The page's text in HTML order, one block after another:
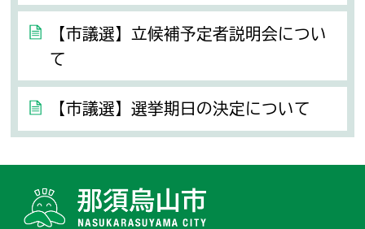
【市議選】立候補予定者説明会につい
て
【市議選】選挙期日の決定について